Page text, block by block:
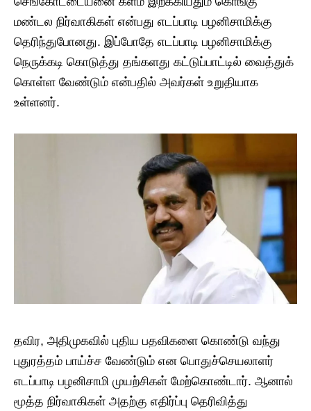
மண்டல நிர்வாகிகள் என்பது எடப்பாடி பழனிசாமிக்கு
தெரிந்துபோனது. இப்போதே எடப்பாடி பழனிசாமிக்கு
நெருக்கடி கொடுத்து தங்களது கட்டுப்பாட்டில் வைத்துக்
கொள்ள வேண்டும் என்பதில் அவர்கள் உறுதியாக
உள்ளனர்.
தவிர, அதிமுகவில் புதிய பதவிகளை கொண்டு வந்து
புதுரத்தம் பாய்ச்ச வேண்டும் என பொதுச்செயலாளர்
எடப்பாடி பழனிசாமி முயற்சிகள் மேற்கொண்டார். ஆனால்
மூத்த நிர்வாகிகள் அதற்கு எதிர்ப்பு தெரிவித்து